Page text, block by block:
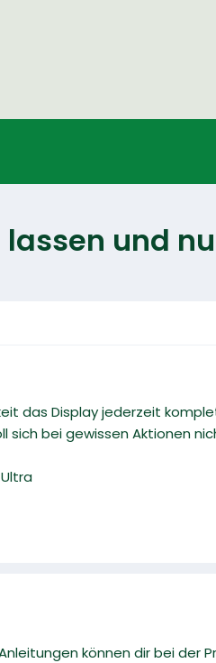
und
das Display jederzeit
sich bei gewissen Aktionen
können dir bei der